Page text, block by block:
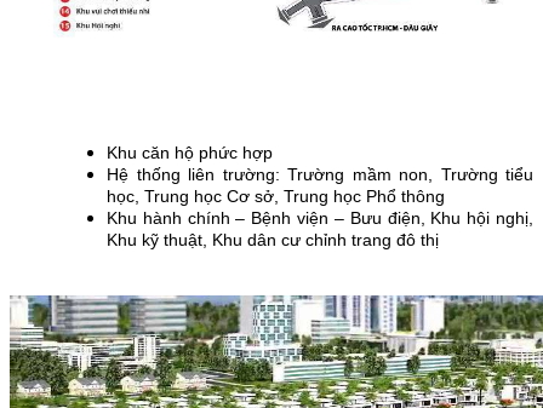
Khu căn hộ phức hợp
Hệ thống liên trường: Trường mầm non, Trường tiểu
học, Trung học Cơ sở, Trung học Phổ thông
Khu hành chính – Bệnh viện – Bưu điện, Khu hội nghị,
Khu kỹ thuật, Khu dân cư chỉnh trang đô thị